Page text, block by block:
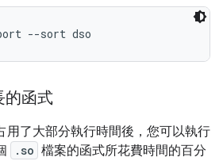
的函式
用了大部分執行時間後，您可以執行
.so 檔案的函式所花費時間的百分